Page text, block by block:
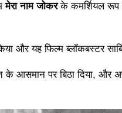
मेरा नाम जोकरके कमर्शियल रूप
और यह फिल्म ब्लॉकबस्टर
के आसमान पर बिठा दिया, और